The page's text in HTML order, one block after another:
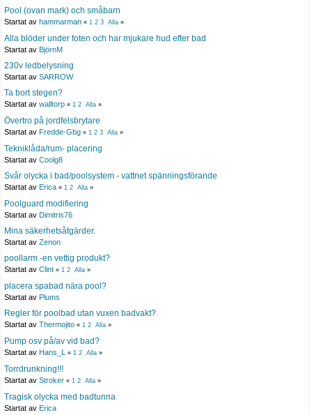
Pool (ovan mark) och småbarn
Startat av hammarman « 1 2 3 Alla »
Alla blöder under foten och har mjukare hud efter bad
Startat av BjörnM
230v ledbelysning
Startat av SARROW
Ta bort stegen?
Startat av walltorp « 1 2 Alla »
Övertro på jordfelsbrytare
Startat av Fredde-Gbg « 1 2 3 Alla »
Tekniklåda/rum- placering
Startat av Coolg8
Svår olycka i bad/poolsystem - vattnet spänningsförande
Startat av Erica « 1 2 Alla »
Poolguard modifiering
Startat av Dimitris76
Mina säkerhetsåtgärder.
Startat av Zenon
poollarm -en vettig produkt?
Startat av Clint « 1 2 Alla »
placera spabad nära pool?
Startat av Plums
Regler för poolbad utan vuxen badvakt?
Startat av Thermojito « 1 2 Alla »
Pump osv på/av vid bad?
Startat av Hans_L « 1 2 Alla »
Torrdrunkning!!!
Startat av Stroker « 1 2 Alla »
Tragisk olycka med badtunna
Startat av Erica